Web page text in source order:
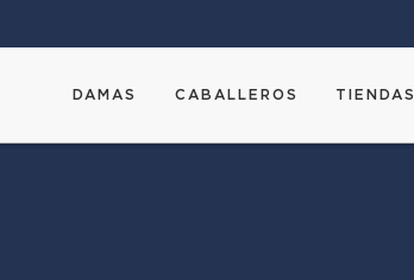
DAMAS CABALLEROS TIENDAS